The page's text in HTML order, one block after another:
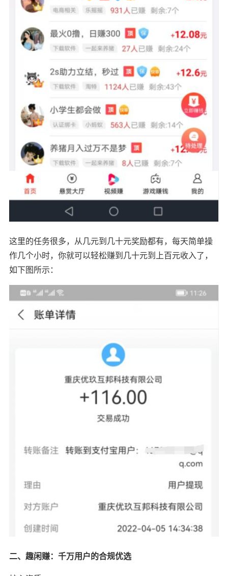
这里的任务很多，从几元到几十元奖励都有，每天简单操
作几个小时，你就可以轻松赚到几十元到上百元收入了，
如下图所示：
二、趣闲赚：千万用户的合规优选